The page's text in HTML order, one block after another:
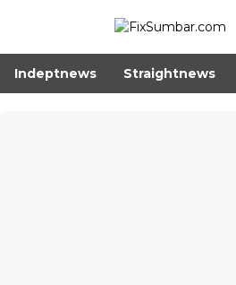
Indeptnews Straightnews